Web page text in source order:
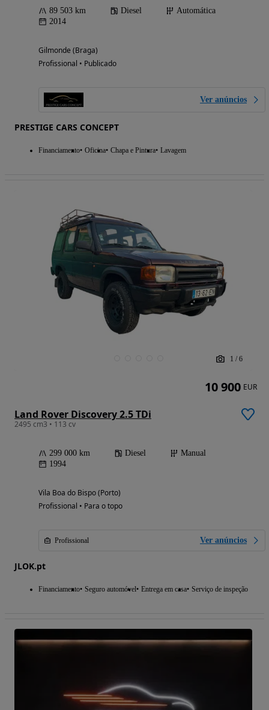
89 503 km Diesel
Automática
2014
Gilmonde (Braga)
Profissional • Publicado
Ver anúncios
PRESTIGE CARS CONCEPT
Financiamento Oficina Chapa e Pintura Lavagem
1 / 6
Land Rover Discovery 2.5 TDi
2495 cm3 • 113 cv
299 000 km Diesel
Manual
1994
Vila Boa do Bispo (Porto)
Profissional • Para o topo
Profissional Ver anúncios
JLOK.pt
Financiamento Seguro automóvel Entrega em casa Serviço de inspeção
10 900 EUR